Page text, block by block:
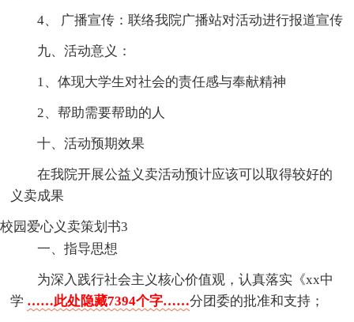
4、 广播宣传：联络我院广播站对活动进行报道宣传
九、活动意义：
1、体现大学生对社会的责任感与奉献精神
2、帮助需要帮助的人
十、活动预期效果
在我院开展公益义卖活动预计应该可以取得较好的
义卖成果
校园爱心义卖策划书3
一、指导思想
为深入践行社会主义核心价值观，认真落实《xx中
学 ……此处隐藏7394个字……分团委的批准和支持；